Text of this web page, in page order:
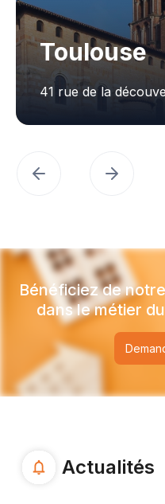
Bordeaux
Rue Robert
BORDEAUX
Bénéficiez de notre
dans le métier
Actualités